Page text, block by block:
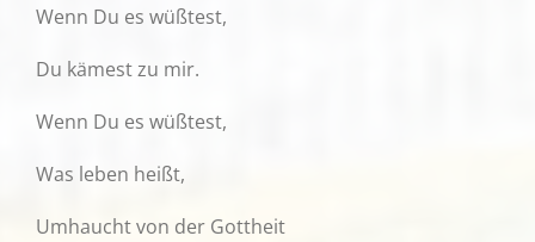
Wenn Du es wüßtest,
Du kämest zu mir.
Wenn Du es wüßtest,
Was leben heißt,
Umhaucht von der Gottheit